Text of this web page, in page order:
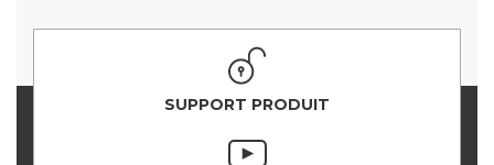
SUPPORT PRODUIT